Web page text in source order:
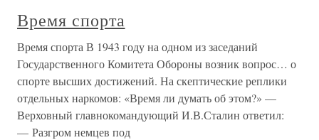
Время спорта
Время спорта В 1943 году на одном из заседаний
Государственного Комитета Обороны возник вопрос… о
спорте высших достижений. На скептические реплики
отдельных наркомов: «Время ли думать об этом?» —
Верховный главнокомандующий И.В.Сталин ответил:
— Разгром немцев под